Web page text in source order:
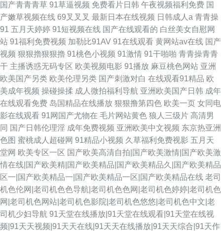
国产青青青草 91草逼视频 免费看片日韩 午夜视频福利免费 国
产嫩草视频在线 69叉叉叉 最新日本在线视频 日韩成人a 青青操
91 五月天婷婷 91短视频在线 国产在线观看的 白丝美女自慰网
站 91福利免费视频 加勒比91AV 91在线观看 黄网站av在线 国产
视频 狠狠擼狠狠擼 91桃色小视频 91激情 91干啪啪 青青操青青
干 主播诱惑无码专区 欧美视频电影 91播放 麻豆桃色网站 亚洲
欧美国产另类 欧美伦理另类 国产刺激对白 在线观看91精品 欧
美成年视频 操碰操揉 成人微拍福利导航 亚洲欧美国产日韩 成年
在线观看免费 岛国精品在线播放 狠狠撸第四色 欧美一页 女同电
影在线观看 91网国产尤物在 毛片网站黄色 狼人三级片 高清男
同 国产日韩伦理淫 成年免费视频 亚洲欧美中文视频 东京热亚洲
色图 蜜桃成人超碰网 91精品小视频 久草福利免费视影 五月天
堂网 欧美专区一区 国产欧美高清自拍|国产欧美激情|国产欧美激
情在线|国产欧美精|国产欧美精品|国产欧美精品久|国产欧美精品
区一|国产欧美精品一|国产欧美精品一区|国产欧美精品在线 老司
机色伦网|老司机色色导航|老司机色色网|老司机色婷婷|老司机色
网|老司机色网站|老司机色影院|老司机色悠悠|老司机色中文|老
司机少妇导航 91天堂在线播放|91天堂在线观看|91天堂在线视
频|91天天视频|91天天在线|91天天在线播放|91天天综合|91天作